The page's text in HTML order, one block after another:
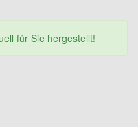
für Sie hergestellt!